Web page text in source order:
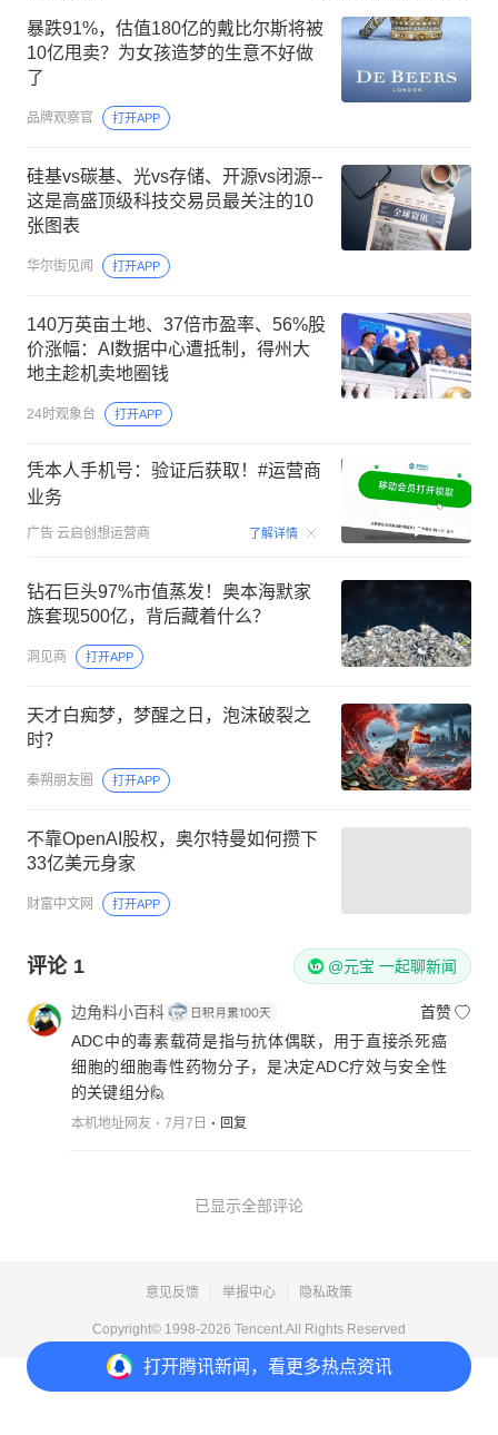
打开腾讯新闻，看更多热点资讯
暴跌91%，估值180亿的戴比尔斯将被
10亿甩卖？为女孩造梦的生意不好做
了
品牌观察官 打开APP
硅基vs碳基、光vs存储、开源vs闭源--
这是高盛顶级科技交易员最关注的10
张图表
华尔街见闻 打开APP
140万英亩土地、37倍市盈率、56%股
价涨幅：AI数据中心遭抵制，得州大
地主趁机卖地圈钱
24时观象台 打开APP
凭本人手机号：验证后获取！#运营商
业务
广告 云启创想运营商 了解详情 00:15
钻石巨头97%市值蒸发！奥本海默家
族套现500亿，背后藏着什么？
洞见商 打开APP
天才白痴梦，梦醒之日，泡沫破裂之
时？
秦朔朋友圈 打开APP
不靠OpenAI股权，奥尔特曼如何攒下
33亿美元身家
财富中文网 打开APP
评论 1 @元宝 一起聊新闻
边角料小百科
首赞
ADC中的毒素载荷是指与抗体偶联，用于直接杀死癌
细胞的细胞毒性药物分子，是决定ADC疗效与安全性
的关键组分🙋
本机地址网友 7月7日 回复
已显示全部评论
意见反馈 举报中心 隐私政策
Copyright© 1998-2026 Tencent.All Rights Reserved